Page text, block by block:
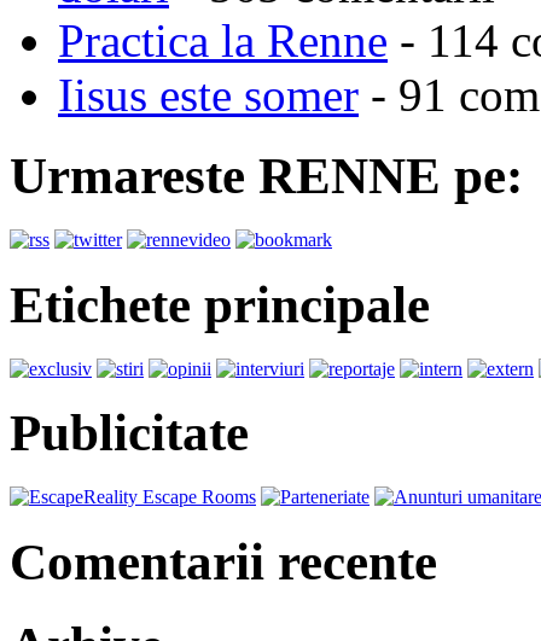
Practica la Renne - 114
Iisus este somer - 91
Urmareste RENNE pe:
Etichete principale
Publicitate
Comentarii recente